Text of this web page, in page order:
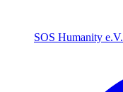
SOS Humanity e.V.